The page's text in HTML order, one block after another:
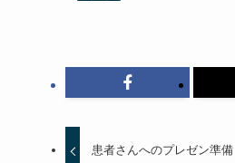
患者さんへのプレゼン準備